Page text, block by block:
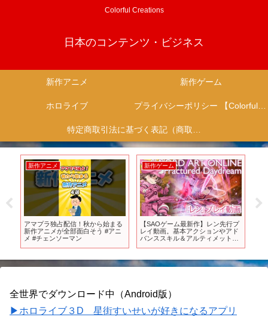
Colorful Creations
日本のコンテンツ・ビジネス
新作アニメ 新作ゲーム
ホロライブ プライバシーポリシー 【Colorful Creation】
特定商取引法に基づく表記（商取引に関する開示）
新作アニメ
アマプラ独占配信！秋から始まる
新作アニメが全部面白そう #アニ
メ #チェンソーマン
新作ゲーム
【SAOゲーム最新作】レン先行プ
レイ動画。基本アクションやアド
バンススキル＆アルティメットを
ム（#SAOFD）』
全世界でダウンロード中（Android版）
▶ホロライブ３D 星街すいせいが好きになるアプリ